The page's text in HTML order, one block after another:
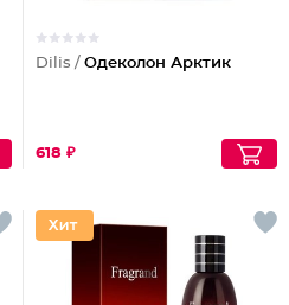
Dilis / Одеколон Арктик
618 ₽